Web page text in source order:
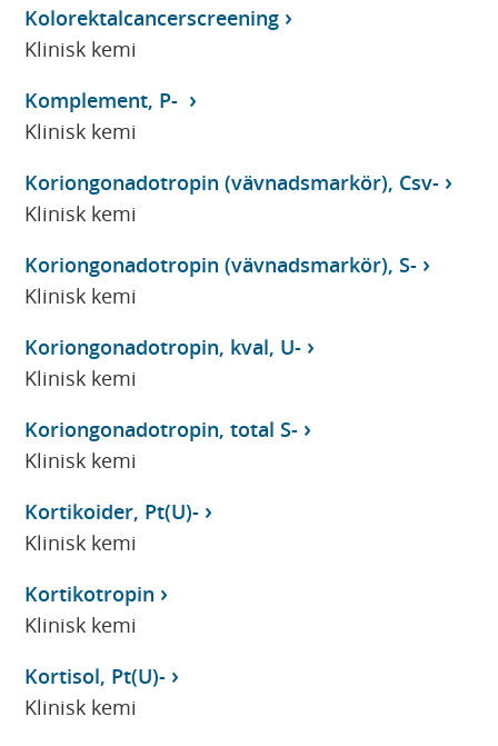
Kolorektalcancerscreening
Klinisk kemi
Komplement, P-
Klinisk kemi
Koriongonadotropin (vävnadsmarkör), Csv-
Klinisk kemi
Koriongonadotropin (vävnadsmarkör), S-
Klinisk kemi
Koriongonadotropin, kval, U-
Klinisk kemi
Koriongonadotropin, total S-
Klinisk kemi
Kortikoider, Pt(U)-
Klinisk kemi
Kortikotropin
Klinisk kemi
Kortisol, Pt(U)-
Klinisk kemi